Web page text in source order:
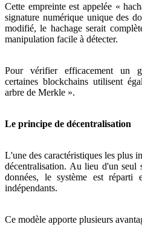
Cette empreinte est appelée «
signature numérique unique des
modifié, le hachage serait
manipulation facile à détecter.
Pour vérifier efficacement un
certaines blockchains utilisent
arbre de Merkle ».
Le principe de décentralisation
L'une des caractéristiques les plus
décentralisation. Au lieu d'un seul
données, le système est réparti
indépendants.
Ce modèle apporte plusieurs